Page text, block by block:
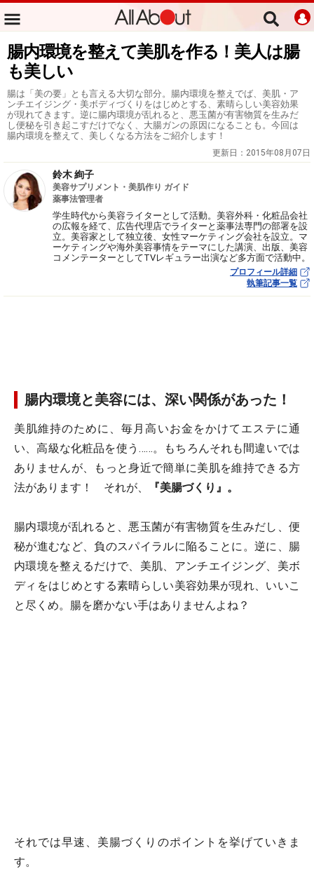
腸内環境を整えて美肌を作る！美人は腸
も美しい
腸は「美の要」とも言える大切な部分。腸内環境を整えでば、美肌・ア
ンチエイジング・美ボディづくりをはじめとする、素晴らしい美容効果
が現れてきます。逆に腸内環境が乱れると、悪玉菌が有害物質を生みだ
し便秘を引き起こすだけでなく、大腸ガンの原因になることも。今回は
腸内環境を整えて、美しくなる方法をご紹介します！
更新日： 2015年08月07日
鈴木 絢子
美容サプリメント・美肌作り ガイド
薬事法管理者
学生時代から美容ライターとして活動。美容外科・化粧品会社
の広報を経て、広告代理店でライターと薬事法専門の部署を設
立。美容家として独立後、女性マーケティング会社を設立。マ
ーケティングや海外美容事情をテーマにした講演、出版、美容
コメンテーターとしてTVレギュラー出演など多方面で活動中。
プロフィール詳細
執筆記事一覧
腸内環境と美容には、深い関係があった！
美肌維持のために、毎月高いお金をかけてエステに通
い、高級な化粧品を使う……。もちろんそれも間違いでは
ありませんが、もっと身近で簡単に美肌を維持できる方
法があります！ それが、
『美腸づくり』。
腸内環境が乱れると、悪玉菌が有害物質を生みだし、便
秘が進むなど、負のスパイラルに陥ることに。逆に、腸
内環境を整えるだけで、美肌、アンチエイジング、美ボ
ディをはじめとする素晴らしい美容効果が現れ、いいこ
と尽くめ。腸を磨かない手はありませんよね？
それでは早速、美腸づくりのポイントを挙げていきま
す。